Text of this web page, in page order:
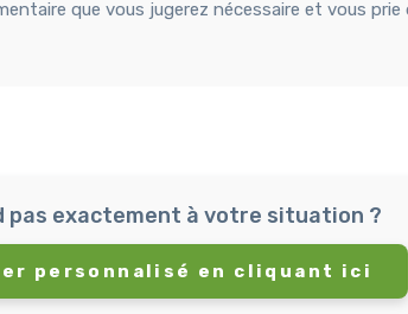
que vous jugerez nécessaire et vous prie
pas exactement à votre situation ?
personnalisé en cliquant ici